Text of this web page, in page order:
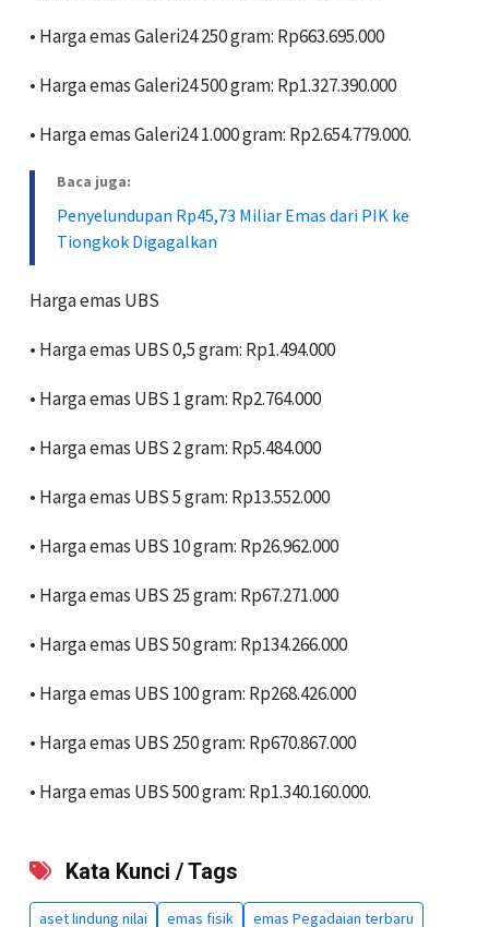
• ‎Harga emas Galeri24 250 gram: Rp663.695.000
• ‎Harga emas Galeri24 500 gram: Rp1.327.390.000
• ‎Harga emas Galeri24 1.000 gram: Rp2.654.779.000.
Baca juga:
Penyelundupan Rp45,73 Miliar Emas dari PIK ke
Tiongkok Digagalkan
Harga emas UBS
• Harga emas UBS 0,5 gram: Rp1.494.000
• ‎Harga emas UBS 1 gram: Rp2.764.000
• ‎Harga emas UBS 2 gram: Rp5.484.000
• ‎Harga emas UBS 5 gram: Rp13.552.000
• ‎Harga emas UBS 10 gram: Rp26.962.000
• ‎Harga emas UBS 25 gram: Rp67.271.000
• ‎Harga emas UBS 50 gram: Rp134.266.000
• ‎Harga emas UBS 100 gram: Rp268.426.000
• ‎Harga emas UBS 250 gram: Rp670.867.000
• ‎Harga emas UBS 500 gram: Rp1.340.160.000.
Kata Kunci / Tags
aset lindung nilai emas fisik emas Pegadaian terbaru